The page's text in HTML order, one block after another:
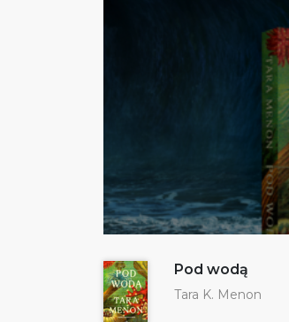
Pod wodą
Tara K. Menon